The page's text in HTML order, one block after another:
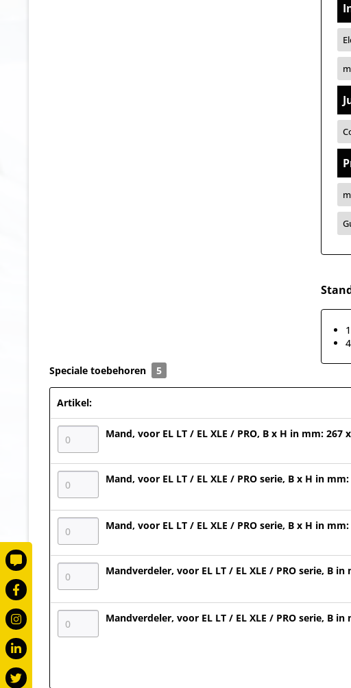
Speciale toebehoren 5
Artikel:
Mand, voor EL LT / EL XLE / PRO, B x H in mm: 267
Mand, voor EL LT / EL XLE / PRO serie, B x H in
Mand, voor EL LT / EL XLE / PRO serie, B x H in
Mandverdeler, voor EL LT / EL XLE / PRO serie, B in
Mandverdeler, voor EL LT / EL XLE / PRO serie, B in